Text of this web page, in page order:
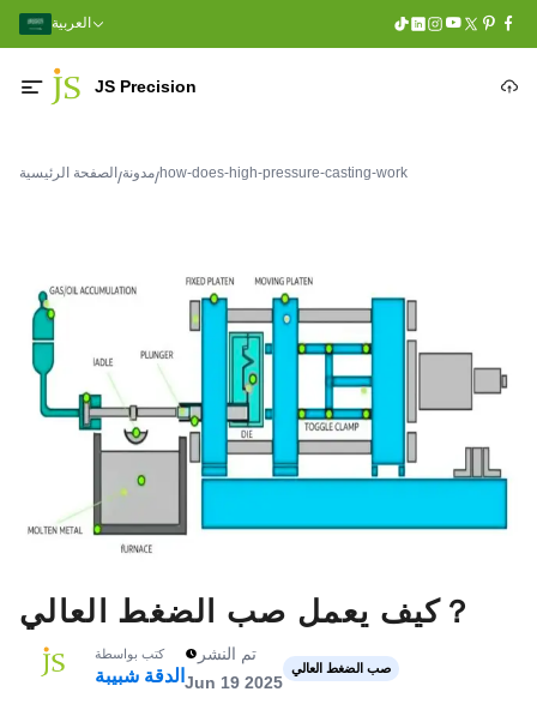
العربية
JS Precision
الصفحة الرئيسية /مدونة/how-does-high-pressure-casting-work
كيف يعمل صب الضغط العالي？
كتب بواسطة
الدقة شبيبة
تم النشر
Jun 19 2025
صب الضغط العالي